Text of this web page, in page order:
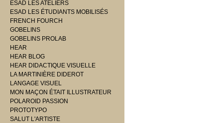
ESAD LES ATELIERS
ESAD LES ÉTUDIANTS MOBILISÉS
FRENCH FOURCH
GOBELINS
GOBELINS PROLAB
HEAR
HEAR BLOG
HEAR DIDACTIQUE VISUELLE
LA MARTINIÈRE DIDEROT
LANGAGE VISUEL
MON MAÇON ÉTAIT ILLUSTRATEUR
POLAROID PASSION
PROTOTYPO
SALUT L'ARTISTE